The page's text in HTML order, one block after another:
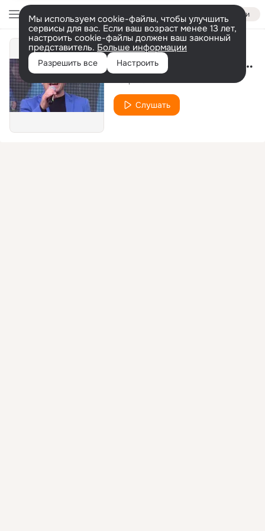
Войти
Мы используем cookie-файлы, чтобы улучшить
сервисы для вас. Если ваш возраст менее 13 лет,
настроить cookie-файлы должен ваш законный
представитель. Больше информации
Разрешить все Настроить Bän Beenerim Şarapçik
Слушать